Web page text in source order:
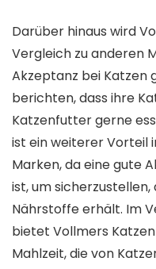
Darüber hinaus wird
Vergleich zu anderen
Akzeptanz bei Katzen
berichten, dass ihre
Katzenfutter gerne
ist ein weiterer Vorteil
Marken, da eine gute
ist, um
Nährstoffe erhält. Im
bietet Vollmers
Mahlzeit, die von